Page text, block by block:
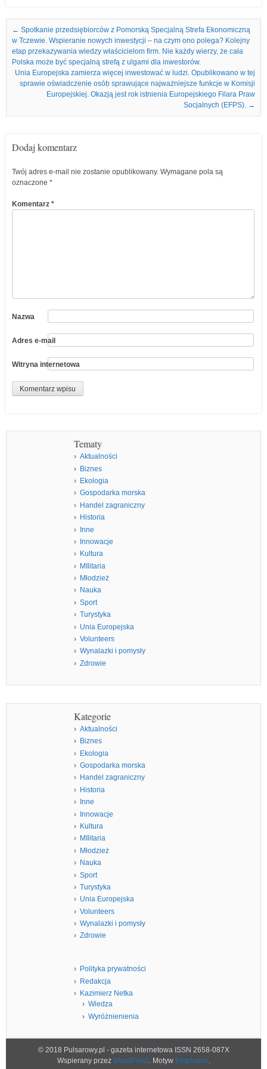
Nawigacja we wpisach
← Spotkanie przedsiębiorców z Pomorską Specjalną Strefa Ekonomiczną
w Tczewie. Wspieranie nowych inwestycji – na czym ono polega? Kolejny
etap przekazywania wiedzy właścicielom firm. Nie każdy wierzy, że cała
Polska może być specjalną strefą z ulgami dla inwestorów.
Unia Europejska zamierza więcej inwestować w ludzi. Opublikowano w tej
sprawie oświadczenie osób sprawujące najważniejsze funkcje w Komisji
Europejskiej. Okazją jest rok istnienia Europejskiego Filara Praw
Socjalnych (EFPS). →
Dodaj komentarz
Twój adres e-mail nie zostanie opublikowany. Wymagane pola są
oznaczone *
Komentarz *
Nazwa
Adres e-mail
Witryna internetowa
Tematy
Aktualności
Biznes
Ekologia
Gospodarka morska
Handel zagraniczny
Historia
Inne
Innowacje
Kultura
MIlitaria
Młodzież
Nauka
Sport
Turystyka
Unia Europejska
Volunteers
Wynalazki i pomysły
Zdrowie
Kategorie
Aktualności
Biznes
Ekologia
Gospodarka morska
Handel zagraniczny
Historia
Inne
Innowacje
Kultura
MIlitaria
Młodzież
Nauka
Sport
Turystyka
Unia Europejska
Volunteers
Wynalazki i pomysły
Zdrowie
Polityka prywatności
Redakcja
Kazimierz Netka
Wiedza
Wyróżnienienia
© 2018 Pulsarowy.pl - gazeta internetowa ISSN 2658-087X
Wspierany przez WordPress. Motyw Emphaino